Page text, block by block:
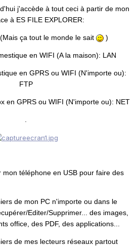
j'accède à tout ceci à partir de mon
à ES FILE EXPLORER:
ça tout le monde le sait )
en WIFI (A la maison): LAN
en GPRS ou WIFI (N'importe ou):
FTP
en GPRS ou WIFI (N'importe ou): NET
.
téléphone en USB pour faire des
de mon PC n'importe ou dans le
Editer/Supprimer... des images,
office, des PDF, des applications...
de mes lecteurs réseaux partout